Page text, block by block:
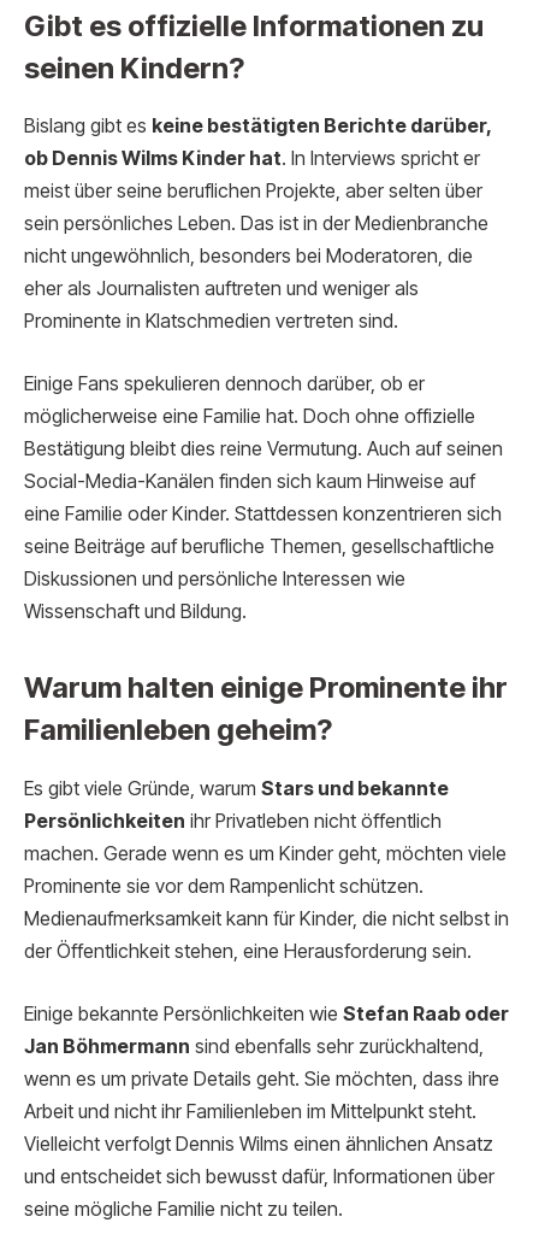
Gibt es offizielle Informationen zu
seinen Kindern?
Bislang gibt es keine bestätigten Berichte darüber,
ob Dennis Wilms Kinder hat. In Interviews spricht er
meist über seine beruflichen Projekte, aber selten über
sein persönliches Leben. Das ist in der Medienbranche
nicht ungewöhnlich, besonders bei Moderatoren, die
eher als Journalisten auftreten und weniger als
Prominente in Klatschmedien vertreten sind.
Einige Fans spekulieren dennoch darüber, ob er
möglicherweise eine Familie hat. Doch ohne offizielle
Bestätigung bleibt dies reine Vermutung. Auch auf seinen
Social-Media-Kanälen finden sich kaum Hinweise auf
eine Familie oder Kinder. Stattdessen konzentrieren sich
seine Beiträge auf berufliche Themen, gesellschaftliche
Diskussionen und persönliche Interessen wie
Wissenschaft und Bildung.
Warum halten einige Prominente ihr
Familienleben geheim?
Es gibt viele Gründe, warum Stars und bekannte
Persönlichkeiten ihr Privatleben nicht öffentlich
machen. Gerade wenn es um Kinder geht, möchten viele
Prominente sie vor dem Rampenlicht schützen.
Medienaufmerksamkeit kann für Kinder, die nicht selbst in
der Öffentlichkeit stehen, eine Herausforderung sein.
Einige bekannte Persönlichkeiten wie Stefan Raab oder
Jan Böhmermann sind ebenfalls sehr zurückhaltend,
wenn es um private Details geht. Sie möchten, dass ihre
Arbeit und nicht ihr Familienleben im Mittelpunkt steht.
Vielleicht verfolgt Dennis Wilms einen ähnlichen Ansatz
und entscheidet sich bewusst dafür, Informationen über
seine mögliche Familie nicht zu teilen.